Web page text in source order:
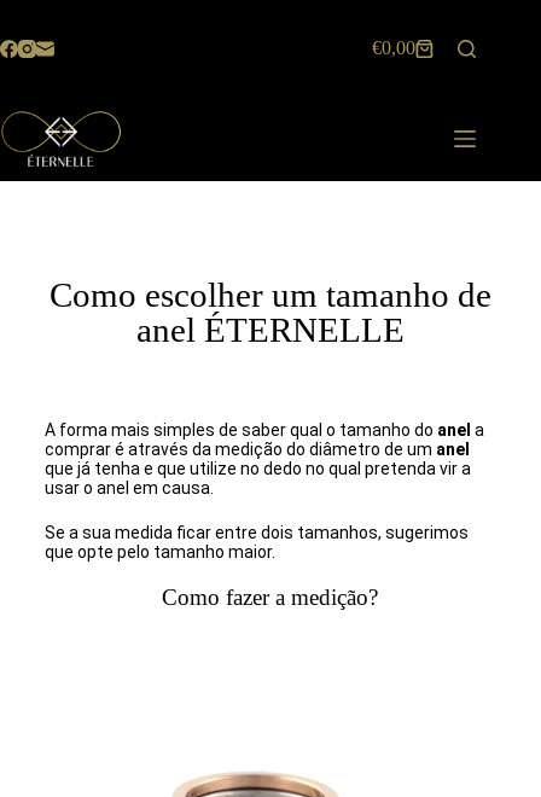
€0,00
Como escolher um tamanho de
anel ÉTERNELLE
A forma mais simples de saber qual o tamanho do anel a
comprar é através da medição do diâmetro de um anel
que já tenha e que utilize no dedo no qual pretenda vir a
usar o anel em causa.
Se a sua medida ficar entre dois tamanhos, sugerimos
que opte pelo tamanho maior.
Como fazer a medição?